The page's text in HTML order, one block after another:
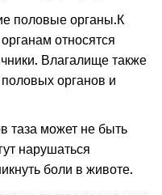
половые органы.К
относятся
Влагалище также
органов и
таза может не быть
нарушаться
боли в животе.